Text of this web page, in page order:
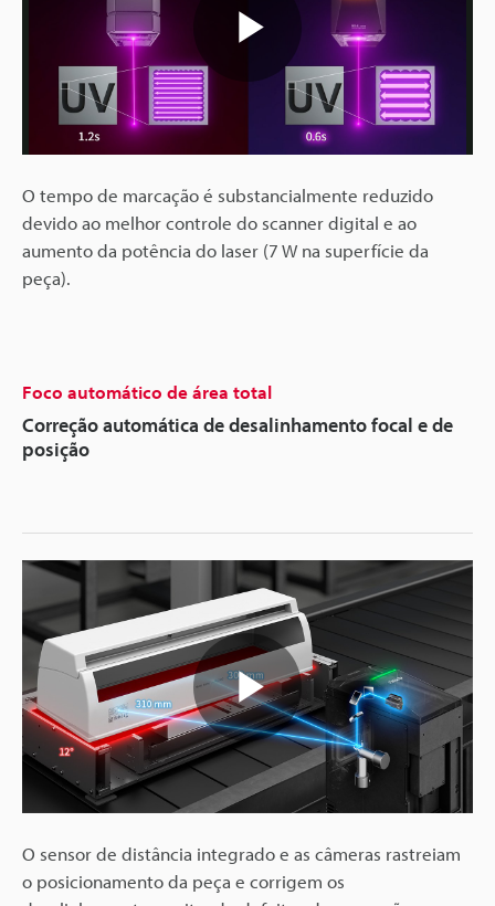
Play
Video
O tempo de marcação é substancialmente reduzido
devido ao melhor controle do scanner digital e ao
aumento da potência do laser (7 W na superfície da
peça).
Foco automático de área total
Correção automática de desalinhamento focal e de
posição
Play
Video
O sensor de distância integrado e as câmeras rastreiam
o posicionamento da peça e corrigem os